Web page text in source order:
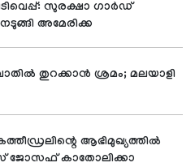
സുരക്ഷാ ഗാര്‍ഡ്
അമേരിക്ക
തുറക്കാന്‍ ശ്രമം; മലയാളി
ആഭിമുഖ്യത്തില്‍
കാതോലിക്കാ